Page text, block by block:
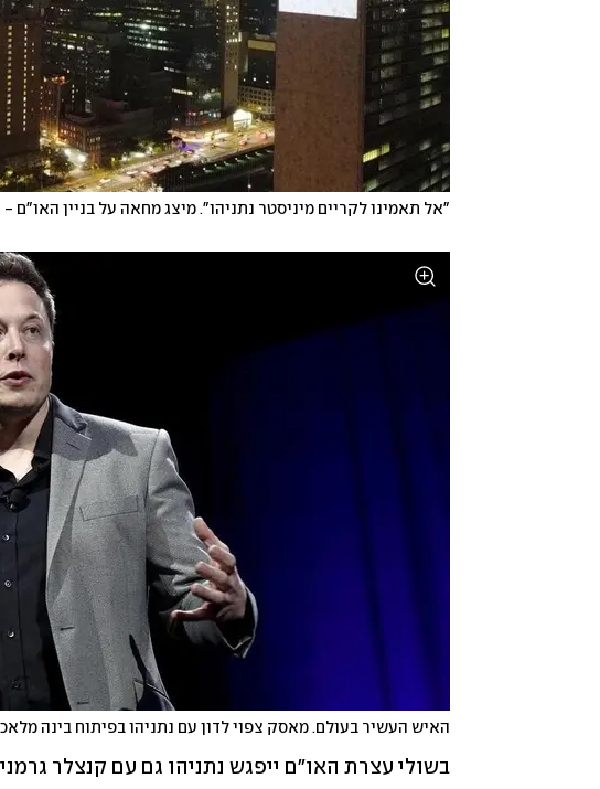
"אל תאמינו לקריים מיניסטר נתניהו". מיצג מחאה על בניין האו"ם
האיש העשיר בעולם. מאסק צפוי לדון עם נתניהו בפיתוח בינה
בשולי עצרת האו"ם ייפגש נתניהו גם עם קנצלר